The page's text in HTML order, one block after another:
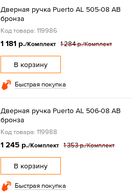
Дверная ручка Puerto AL 505-08 AB
бронза
Код товара: 119986
1 181 р./Комплект 1 284 р./Комплект
В корзину
Быстрая покупка
Дверная ручка Puerto AL 506-08 AB
бронза
Код товара: 119988
1 245 р./Комплект 1 353 р./Комплект
В корзину
Быстрая покупка